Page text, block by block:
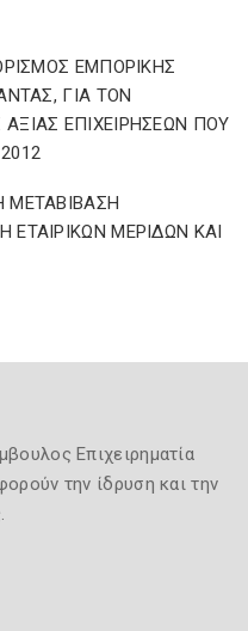
ΕΜΠΟΡΙΚΗΣ
ΓΙΑ ΤΟΝ
ΕΠΙΧΕΙΡΗΣΕΩΝ ΠΟΥ
ΜΕΤΑΒΙΒΑΣΗ
ΜΕΡΙΔΩΝ ΚΑΙ
Επιχειρηματία
την ίδρυση και την